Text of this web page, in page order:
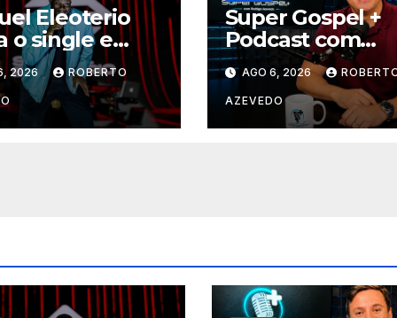
Eleoterio
o single e
de “Vai
2026 ROBERTO
Super Gospel +
Podcast com
Rodrigo
estreia nova
temporada e
grandes nomes
AGO 6, 2026
AZEVEDO